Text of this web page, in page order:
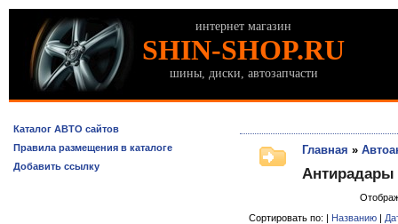
интернет магазин
SHIN-SHOP.RU
шины, диски, автозапчасти
Каталог АВТО сайтов
Правила размещения в каталоге
Добавить ссылку
Главная »
Антирадары
Сортировать по: | Названию |